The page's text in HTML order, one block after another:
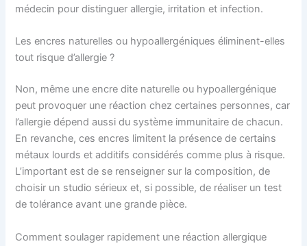
médecin pour distinguer allergie, irritation et infection.
Les encres naturelles ou hypoallergéniques éliminent-elles
tout risque d’allergie ?
Non, même une encre dite naturelle ou hypoallergénique
peut provoquer une réaction chez certaines personnes, car
l’allergie dépend aussi du système immunitaire de chacun.
En revanche, ces encres limitent la présence de certains
métaux lourds et additifs considérés comme plus à risque.
L’important est de se renseigner sur la composition, de
choisir un studio sérieux et, si possible, de réaliser un test
de tolérance avant une grande pièce.
Comment soulager rapidement une réaction allergique